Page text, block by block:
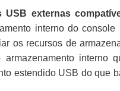
externas
interno do console
os recursos de
interno
estendido USB do que